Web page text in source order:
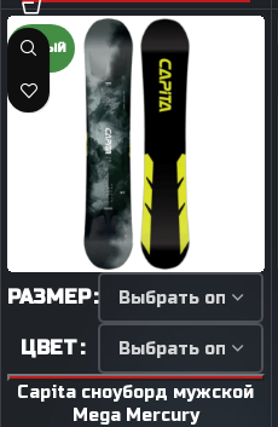
НОВЫЙ
РАЗМЕР
ЦВЕТ
Capita сноуборд мужской
Mega Mercury